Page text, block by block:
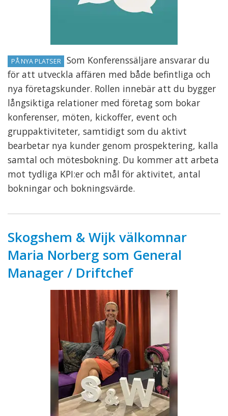
PÅ NYA PLATSER
Som Konferenssäljare ansvarar du
för att utveckla affären med både befintliga och
nya företagskunder. Rollen innebär att du bygger
långsiktiga relationer med företag som bokar
konferenser, möten, kickoffer, event och
gruppaktiviteter, samtidigt som du aktivt
bearbetar nya kunder genom prospektering, kalla
samtal och mötesbokning. Du kommer att arbeta
mot tydliga KPI:er och mål för aktivitet, antal
bokningar och bokningsvärde.
Skogshem & Wijk välkomnar
Maria Norberg som General
Manager / Driftchef